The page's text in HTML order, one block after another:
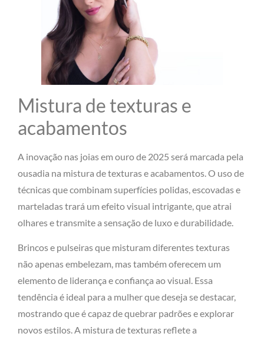
Mistura de texturas e
acabamentos
A inovação nas joias em ouro de 2025 será marcada pela
ousadia na mistura de texturas e acabamentos. O uso de
técnicas que combinam superfícies polidas, escovadas e
marteladas trará um efeito visual intrigante, que atrai
olhares e transmite a sensação de luxo e durabilidade.
Brincos e pulseiras que misturam diferentes texturas
não apenas embelezam, mas também oferecem um
elemento de liderança e confiança ao visual. Essa
tendência é ideal para a mulher que deseja se destacar,
mostrando que é capaz de quebrar padrões e explorar
novos estilos. A mistura de texturas reflete a